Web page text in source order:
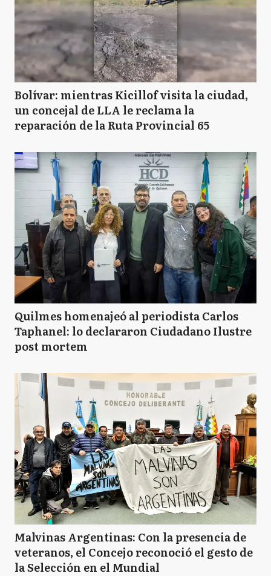
Bolívar: mientras Kicillof visita la ciudad,
un concejal de LLA le reclama la
reparación de la Ruta Provincial 65
Quilmes homenajeó al periodista Carlos
Taphanel: lo declararon Ciudadano Ilustre
post mortem
Malvinas Argentinas: Con la presencia de
veteranos, el Concejo reconoció el gesto de
la Selección en el Mundial